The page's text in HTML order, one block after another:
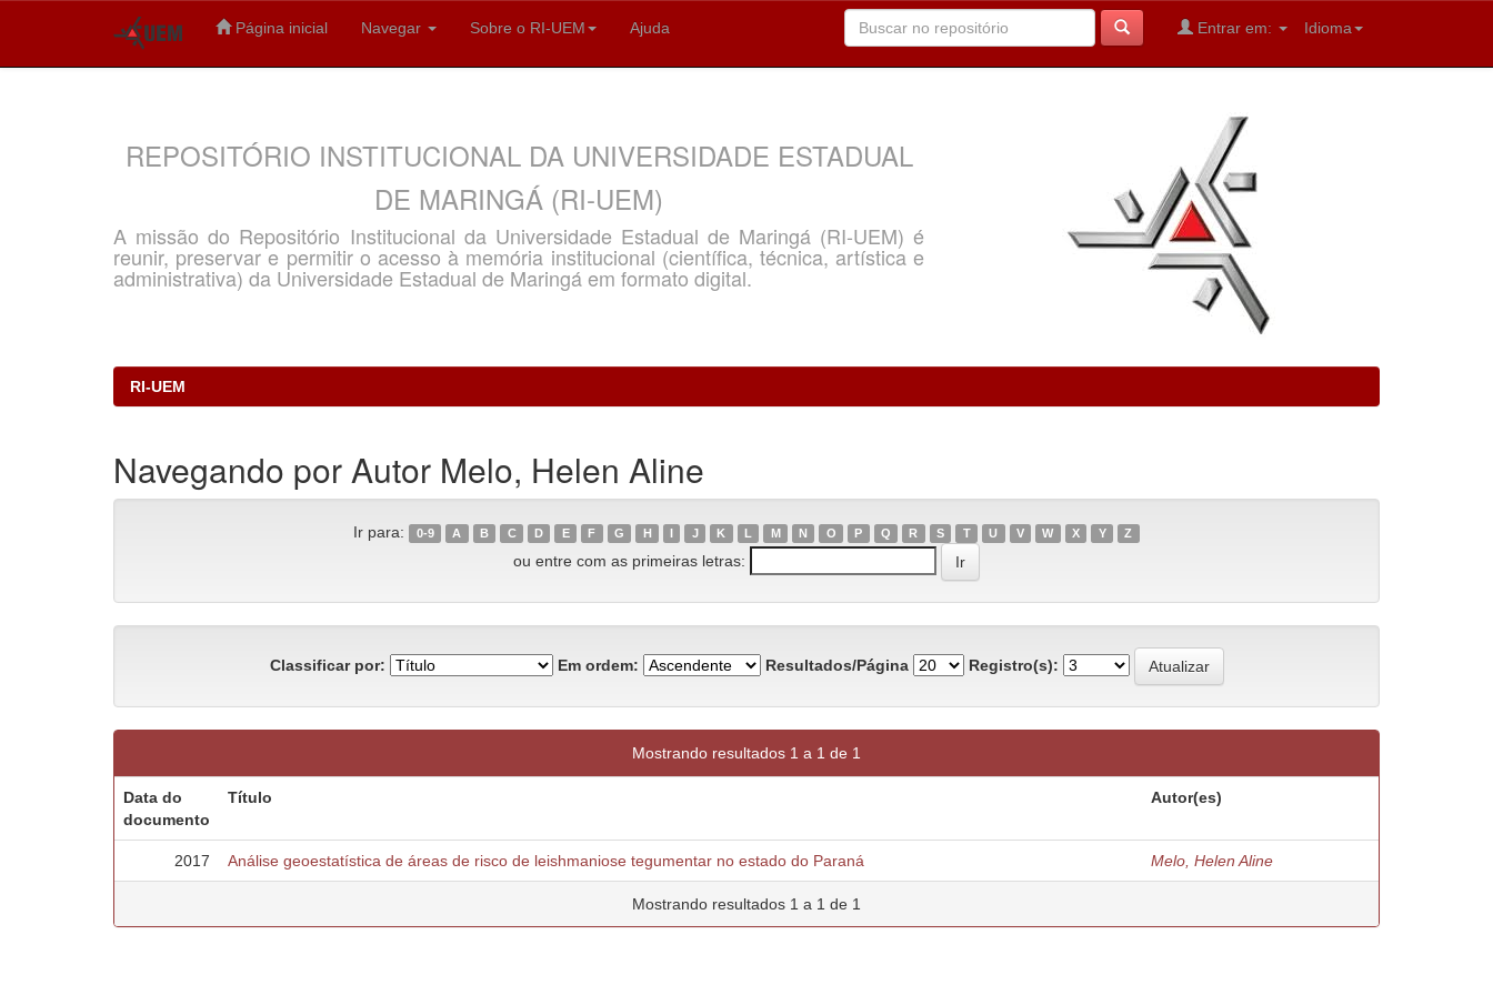
Página inicial Navegar Sobre o RI-UEM Ajuda Idioma
Entrar em:
REPOSITÓRIO INSTITUCIONAL DA UNIVERSIDADE ESTADUAL
DE MARINGÁ (RI-UEM)
A missão do Repositório Institucional da Universidade Estadual de Maringá (RI-UEM) é
reunir, preservar e permitir o acesso à memória institucional (científica, técnica, artística e
administrativa) da Universidade Estadual de Maringá em formato digital.
RI-UEM
Navegando por Autor Melo, Helen Aline
Ir para: 0-9 A B C D E F G H I J K L M N O P Q R S T U V W X Y Z
ou entre com as primeiras letras:
Classificar por: Em ordem: Resultados/Página Registro(s):
Mostrando resultados 1 a 1 de 1
Data do
documento
Título Autor(es)
2017 Análise geoestatística de áreas de risco de leishmaniose tegumentar no estado do Paraná Melo, Helen Aline
Mostrando resultados 1 a 1 de 1